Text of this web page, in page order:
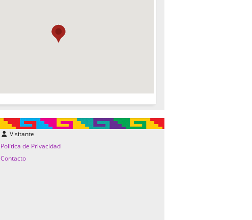
Visitante
Política de Privacidad
Contacto